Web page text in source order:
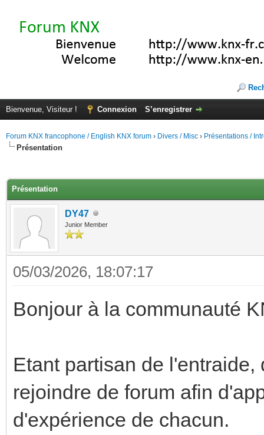
Bienvenue, Visiteur ! Connexion S’enregistrer
Forum KNX francophone / English KNX forum › Divers / Misc › Présentations /
Présentation
Présentation
DY47
Junior Member
05/03/2026, 18:07:17
Bonjour à la communauté
Etant partisan de
rejoindre de forum afin
d'expérience de chacun.